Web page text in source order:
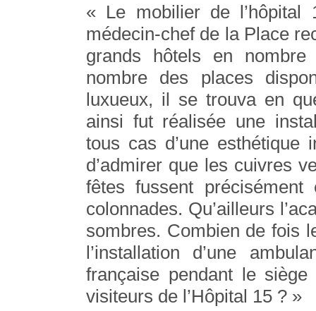
« Le mobilier de l’hôpital
médecin-chef de la Place
grands hôtels en
nombre des places
luxueux, il se trouva en
ainsi fut réalisée une
tous cas d’une esthétique
d’admirer que les cuivres
fêtes fussent
colonnades. Qu’ailleurs
sombres. Combien de fois
l’installation d’une
française pendant le
visiteurs de l’Hôpital 15 ? »